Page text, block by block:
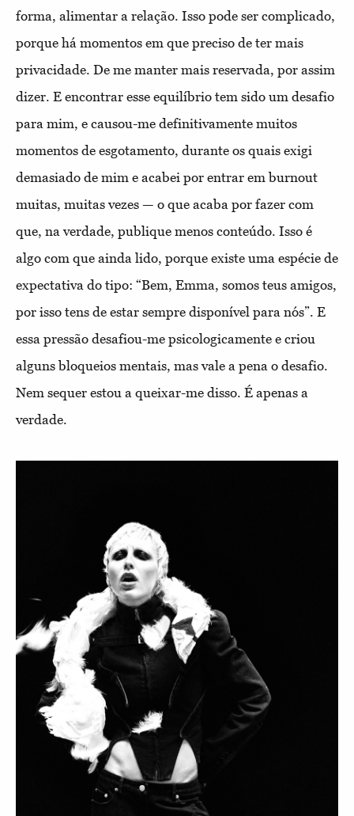
forma, alimentar a relação. Isso pode ser complicado,
porque há momentos em que preciso de ter mais
privacidade. De me manter mais reservada, por assim
dizer. E encontrar esse equilíbrio tem sido um desafio
para mim, e causou-me definitivamente muitos
momentos de esgotamento, durante os quais exigi
demasiado de mim e acabei por entrar em burnout
muitas, muitas vezes — o que acaba por fazer com
que, na verdade, publique menos conteúdo. Isso é
algo com que ainda lido, porque existe uma espécie de
expectativa do tipo: “Bem, Emma, somos teus amigos,
por isso tens de estar sempre disponível para nós”. E
essa pressão desafiou-me psicologicamente e criou
alguns bloqueios mentais, mas vale a pena o desafio.
Nem sequer estou a queixar-me disso. É apenas a
verdade.